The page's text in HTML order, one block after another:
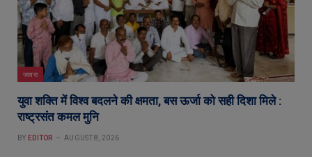
जावरा
युवा शक्ति में विश्व बदलने की क्षमता, बस ऊर्जा को सही दिशा मिले :
राष्ट्रसंत कमल मुनि
BY EDITOR AUGUST 8, 2026